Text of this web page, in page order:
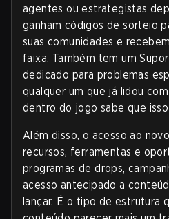
agentes ou estrategistas
ganham códigos de sorteio
suas comunidades e
faixa. Também tem um
dedicado para problemas
qualquer um que já lidou
dentro do jogo sabe que
Além disso, o acesso ao
recursos, ferramentas e
programas de drops,
acesso antecipado a
lançar. É o tipo de estrutura